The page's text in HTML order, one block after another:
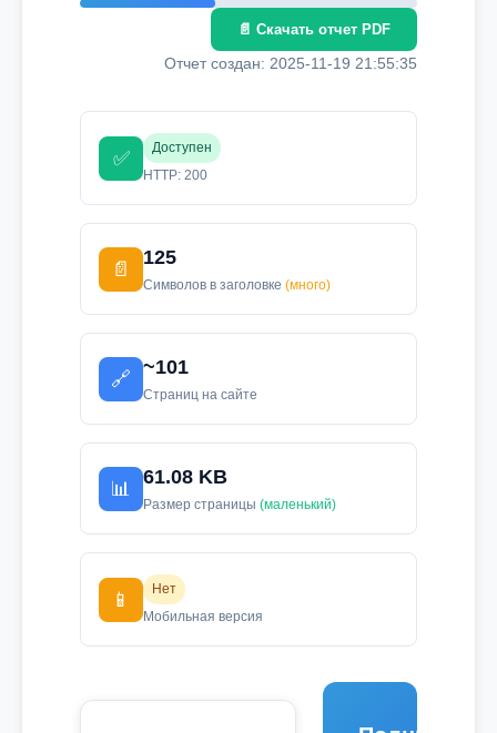
📄 Скачать отчет PDF
Отчет создан: 2025-11-19 21:55:35
✅
Доступен
HTTP: 200
📄
125
Символов в заголовке (много)
🔗
~101
Страниц на сайте
📊
61.08 KB
Размер страницы (маленький)
📱
Нет
Мобильная версия